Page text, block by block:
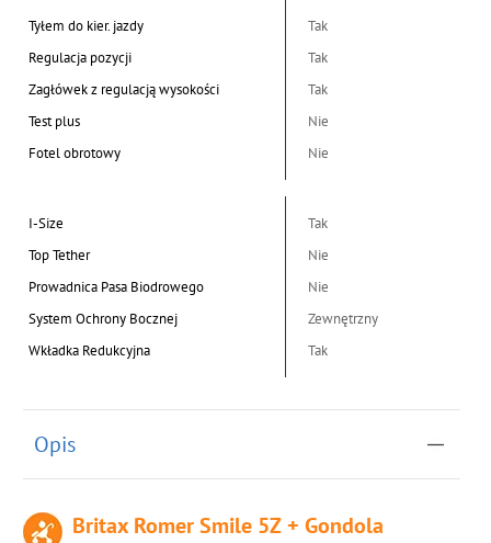
Tyłem do kier. jazdy
Tak
Regulacja pozycji
Tak
Zagłówek z regulacją wysokości
Tak
Test plus
Nie
Fotel obrotowy
Nie
I-Size
Tak
Top Tether
Nie
Prowadnica Pasa Biodrowego
Nie
System Ochrony Bocznej
Zewnętrzny
Wkładka Redukcyjna
Tak
Opis
Britax Romer Smile 5Z + Gondola